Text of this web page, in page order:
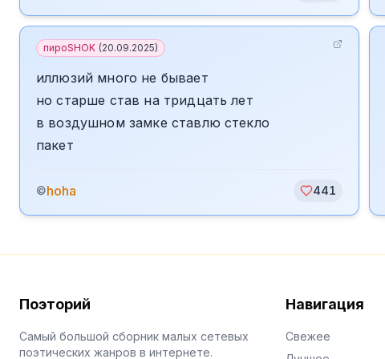
пироSHOK (20.09.2025)
иллюзий много не бывает
но старше став на тридцать лет
в воздушном замке ставлю стекло
пакет
©hoha 441
Поэторий
Самый большой сборник малых сетевых
поэтических жанров в интернете.
Навигация
Свежее